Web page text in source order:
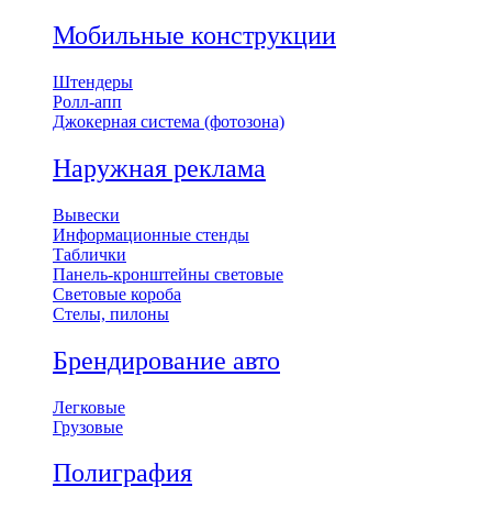
Мобильные конструкции
Штендеры
Ролл-апп
Джокерная система (фотозона)
Наружная реклама
Вывески
Информационные стенды
Таблички
Панель-кронштейны световые
Световые короба
Стелы, пилоны
Брендирование авто
Легковые
Грузовые
Полиграфия